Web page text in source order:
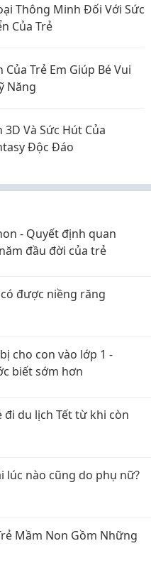
Thông Minh Đối Với Sức
Của Trẻ
Trẻ Em Giúp Bé Vui
Năng
Và Sức Hút Của
Độc Đáo
- Quyết định quan
đầu đời của trẻ
được niềng răng
cho con vào lớp 1 -
biết sớm hơn
đi du lịch Tết từ khi còn
lúc nào cũng do phụ nữ?
Mầm Non Gồm Những